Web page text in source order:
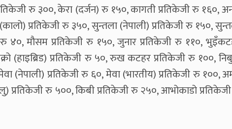
रु ३००, केरा (दर्जन) रु १५०, कागती प्रतिकेजी रु १६०,
प्रतिकेजी रु ३५०, सुन्तला (नेपाली) प्रतिकेजी रु १५०,
रु ४०, मौसम प्रतिकेजी रु १५०, जुनार प्रतिकेजी रु ११०,
(हाइब्रिड) प्रतिकेजी रु ५०, रुख कटहर प्रतिकेजी रु १००,
(नेपाली) प्रतिकेजी रु ६०, मेवा (भारतीय) प्रतिकेजी रु १००,
प्रतिकेजी रु ५००, किबी प्रतिकेजी रु २५०, आभोकाडो